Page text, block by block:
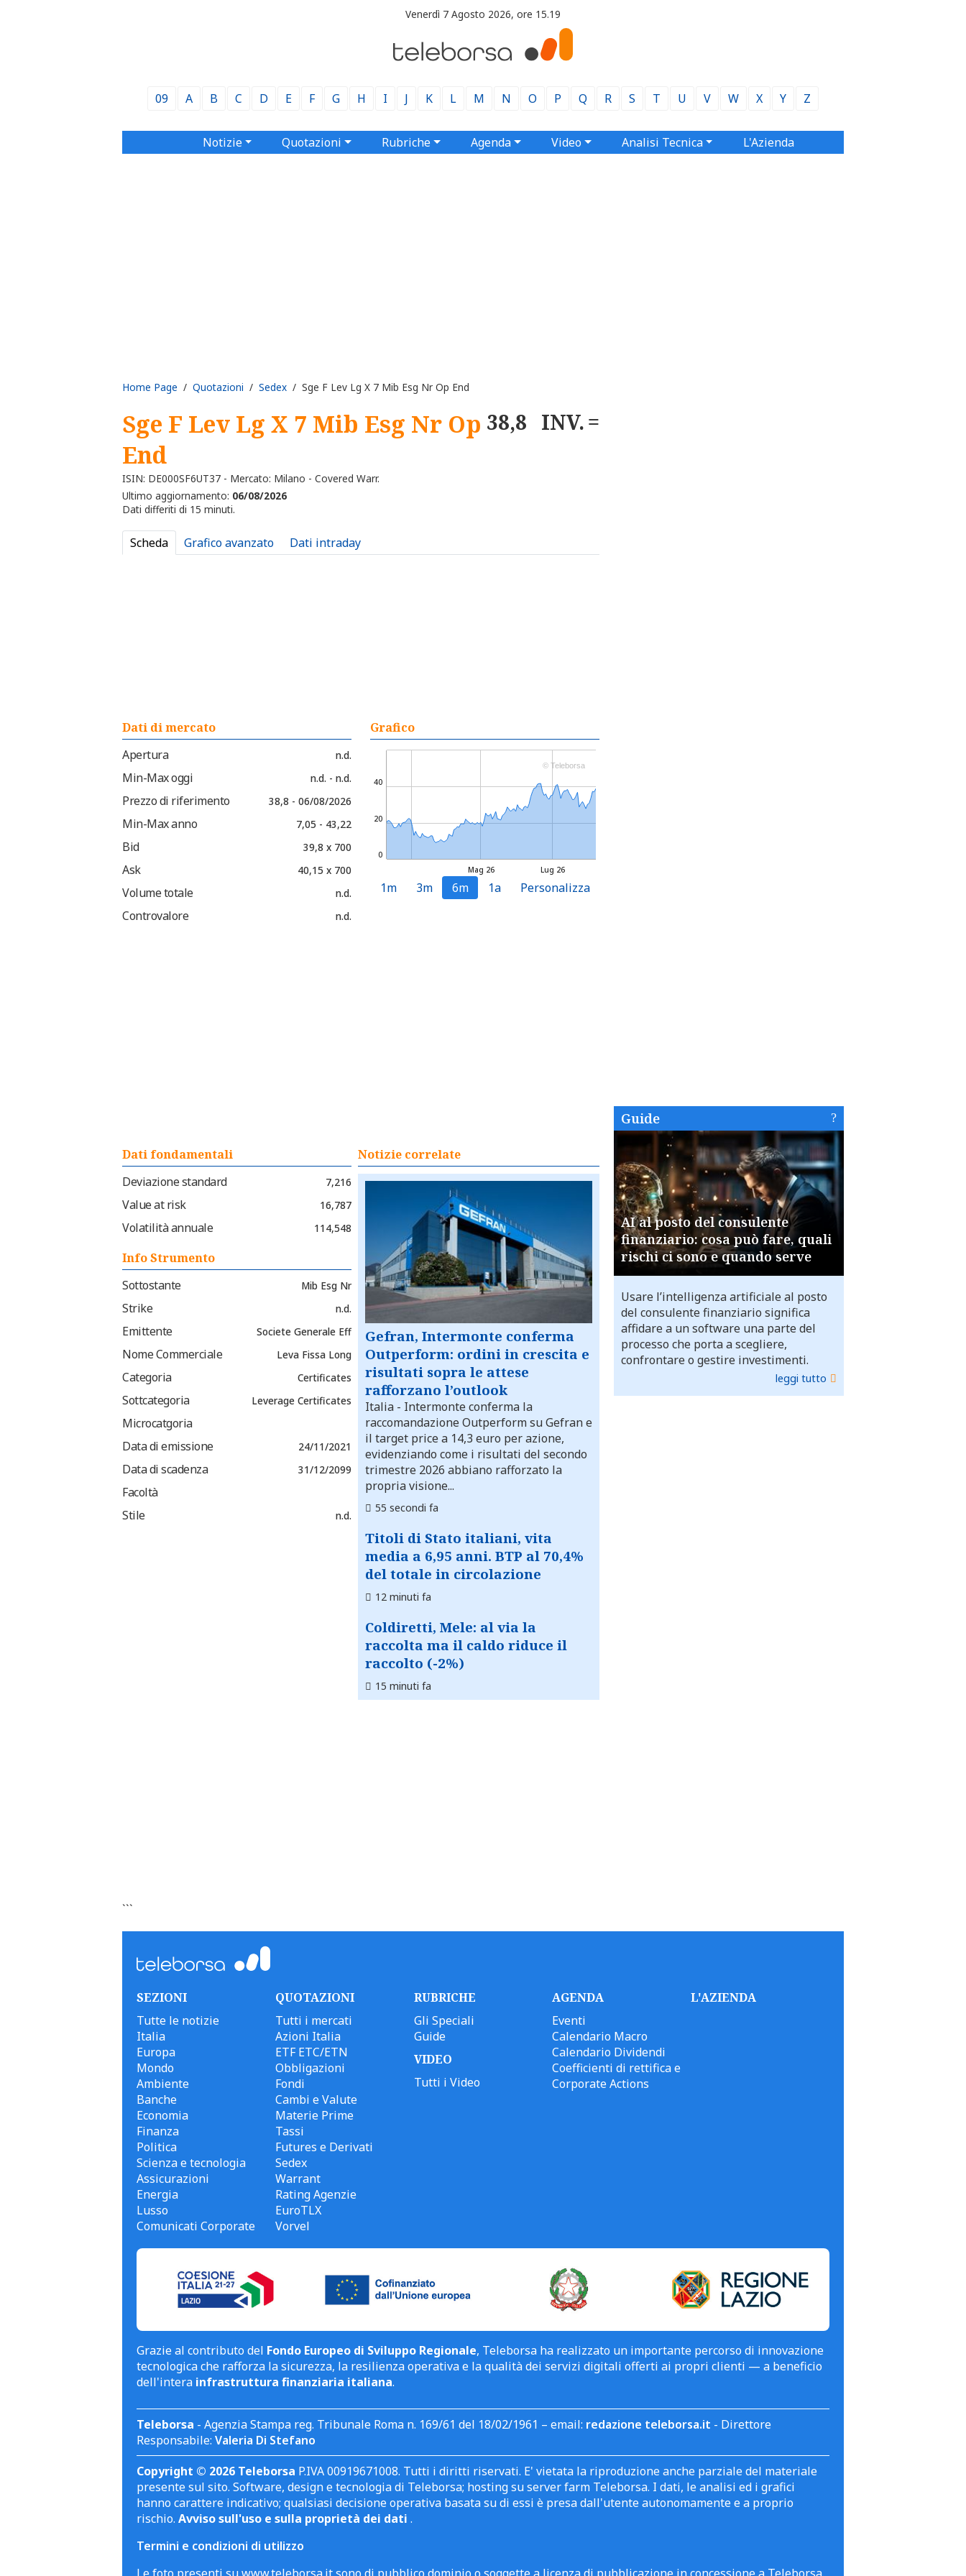
Venerdì 7 Agosto 2026, ore 15.19
09 A B C D E F G H I J K L M N O P Q R S T U V W X Y Z
Notizie Quotazioni Rubriche Agenda Video Analisi Tecnica L'Azienda
Home Page / Quotazioni / Sedex / Sge F Lev Lg X 7 Mib Esg Nr Op End
Sge F Lev Lg X 7 Mib Esg Nr Op
End
ISIN: DE000SF6UT37 - Mercato: Milano - Covered Warr.
38,8 INV.
Ultimo aggiornamento: 06/08/2026
Dati differiti di 15 minuti.
Scheda Grafico avanzato Dati intraday
Dati di mercato
Apertura
n.d.
Min-Max oggi n.d. - n.d.
Prezzo di riferimento 38,8 - 06/08/2026
Min-Max anno 7,05 - 43,22
Bid 39,8 x 700
Ask 40,15 x 700
Volume totale n.d.
Controvalore n.d.
Grafico
Lug 26
Mag 26
0
20
40
© Teleborsa
1m 3m 6m 1a Personalizza
Dati fondamentali
Deviazione standard
7,216
Value at risk 16,787
Volatilità annuale 114,548
Info Strumento
Sottostante
Mib Esg Nr
Strike n.d.
Emittente Societe Generale Eff
Nome Commerciale Leva Fissa Long
Categoria Certificates
Sottcategoria Leverage Certificates
Microcatgoria
Data di emissione
24/11/2021
Data di scadenza 31/12/2099
Facoltà
Stile
n.d.
Notizie correlate
Gefran, Intermonte conferma
Outperform: ordini in crescita e
risultati sopra le attese
rafforzano l’outlook
Italia - Intermonte conferma la
raccomandazione Outperform su Gefran e
il target price a 14,3 euro per azione,
evidenziando come i risultati del secondo
trimestre 2026 abbiano rafforzato la
propria visione...
55 secondi fa
Titoli di Stato italiani, vita
media a 6,95 anni. BTP al 70,4%
del totale in circolazione
12 minuti fa
Coldiretti, Mele: al via la
raccolta ma il caldo riduce il
raccolto (-2%)
15 minuti fa
```
Guide
AI al posto del consulente
finanziario: cosa può fare, quali
rischi ci sono e quando serve
Usare l’intelligenza artificiale al posto
del consulente finanziario significa
affidare a un software una parte del
processo che porta a scegliere,
confrontare o gestire investimenti.
leggi tutto
SEZIONI
Tutte le notizie
Italia
Europa
Mondo
Ambiente
Banche
Economia
Finanza
Politica
Scienza e tecnologia
Assicurazioni
Energia
Lusso
Comunicati Corporate
QUOTAZIONI
Tutti i mercati
Azioni Italia
ETF ETC/ETN
Obbligazioni
Fondi
Cambi e Valute
Materie Prime
Tassi
Futures e Derivati
Sedex
Warrant
Rating Agenzie
EuroTLX
Vorvel
RUBRICHE
Gli Speciali
Guide
VIDEO
Tutti i Video
AGENDA
Eventi
Calendario Macro
Calendario Dividendi
Coefficienti di rettifica e
Corporate Actions
L'AZIENDA
Grazie al contributo del Fondo Europeo di Sviluppo Regionale, Teleborsa ha realizzato un importante percorso di innovazione
tecnologica che rafforza la sicurezza, la resilienza operativa e la qualità dei servizi digitali offerti ai propri clienti — a beneficio
dell'intera infrastruttura finanziaria italiana.
Teleborsa - Agenzia Stampa reg. Tribunale Roma n. 169/61 del 18/02/1961 – email: redazione teleborsa.it - Direttore
Responsabile: Valeria Di Stefano
Copyright © 2026 Teleborsa P.IVA 00919671008. Tutti i diritti riservati. E' vietata la riproduzione anche parziale del materiale
presente sul sito. Software, design e tecnologia di Teleborsa; hosting su server farm Teleborsa. I dati, le analisi ed i grafici
hanno carattere indicativo; qualsiasi decisione operativa basata su di essi è presa dall'utente autonomamente e a proprio
rischio. Avviso sull'uso e sulla proprietà dei dati .
Termini e condizioni di utilizzo